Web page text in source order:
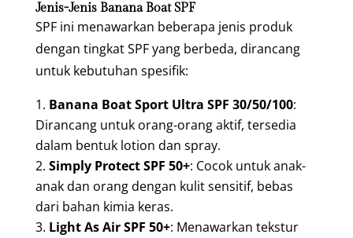
Jenis-Jenis Banana Boat SPF
SPF ini menawarkan beberapa jenis produk
dengan tingkat SPF yang berbeda, dirancang
untuk kebutuhan spesifik:
Banana Boat Sport Ultra SPF 30/50/100:
Dirancang untuk orang-orang aktif, tersedia
dalam bentuk lotion dan spray.
Simply Protect SPF 50+: Cocok untuk anak-
anak dan orang dengan kulit sensitif, bebas
dari bahan kimia keras.
Light As Air SPF 50+: Menawarkan tekstur